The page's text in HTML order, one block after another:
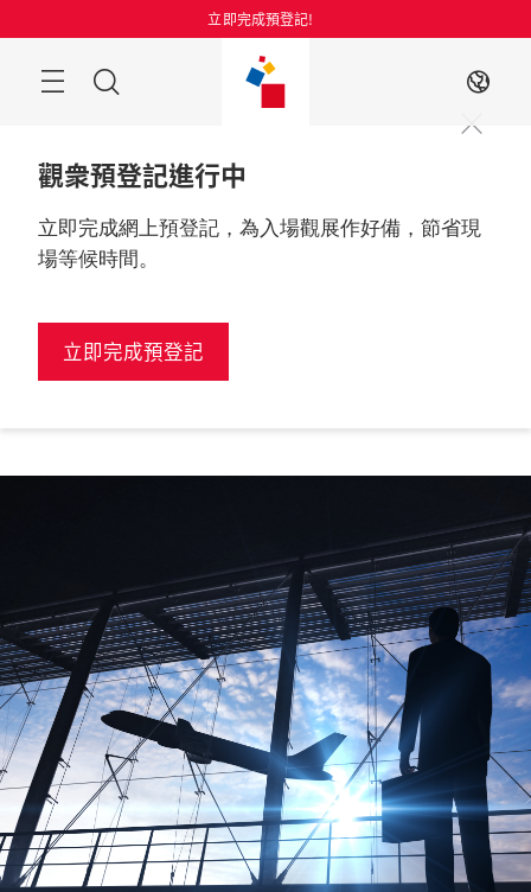
過
立即完成預登記!
ZH
觀衆預登記進行中
立即完成網上預登記，為入場觀展作好備，節省現
場等候時間。
立即完成預登記
2026年8月25至27日